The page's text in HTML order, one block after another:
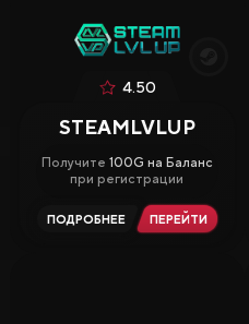
4.50
STEAMLVLUP
Получите 100G на Баланс
при регистрации
ПОДРОБНЕЕ ПЕРЕЙТИ